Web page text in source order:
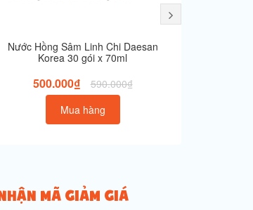
Nước Hồng Sâm Linh Chi Daesan
Korea 30 gói x 70ml
500.000₫
590.000₫
Mua hàng
NHẬN MÃ GIẢM GIÁ